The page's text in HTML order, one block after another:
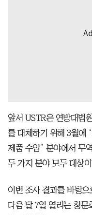
앞서 USTR은 연방대법
를 대체하기 위해 3월에
제품 수입’ 분야에서 무
두 가지 분야 모두 대상
이번 조사 결과를 바탕
다음 달 7일 열리는 청문